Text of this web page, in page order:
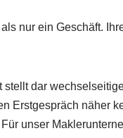
nur ein Geschäft.
dar
Erstgespräch näher
unser